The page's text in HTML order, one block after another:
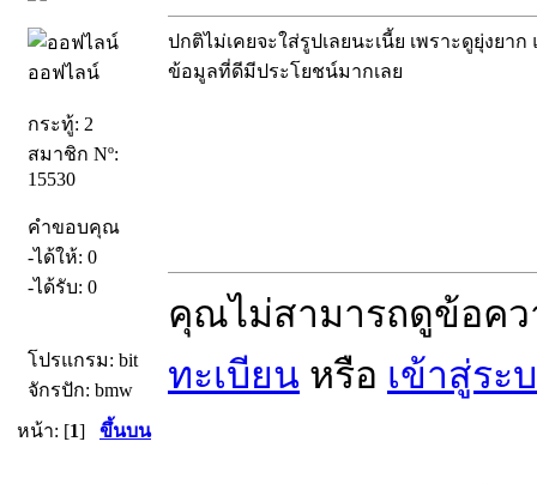
ออฟไลน์
กระทู้: 2
สมาชิก Nº:
15530
คำขอบคุณ
-ได้ให้: 0
-ได้รับ: 0
โปรแกรม: bit
จักรปัก: bmw
ปกติไม่เคยจะใส่รูปเลยนะเนี้ย เพราะดูยุ่งย
ข้อมูลที่ดีมีประโยชน์มากเลย
คุณไม่สามารถดูข้อค
ทะเบียน หรือ เข้าสู่ระ
หน้า: [1] ขึ้นบน